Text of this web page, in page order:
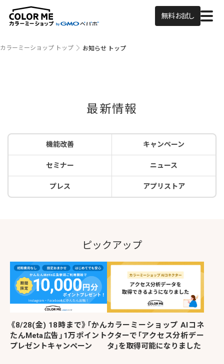
無料お試し
カラーミーショップ トップ お知らせ トップ
最新情報
機能改善 キャンペーン
セミナー ニュース
プレス アプリストア
ピックアップ
《8/28(金) 18時まで》「かん
たんMeta広告」1万ポイント
プレゼントキャンペーン
カラーミーショップ AIコネ
クターで「アクセス分析デー
タ」を取得可能になりました